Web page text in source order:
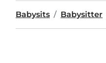
Babysits Babysitter